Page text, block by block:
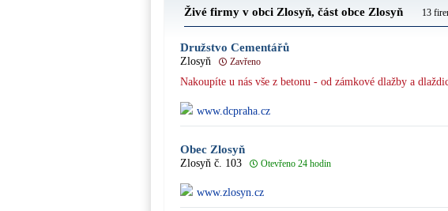
Živé firmy v obci Zlosyň, část obce Zlosyň 13
Družstvo Cementářů
Zlosyň Zavřeno
Nakoupíte u nás vše z betonu - od zámkové dlažby a
www.dcpraha.cz
Obec Zlosyň
Zlosyň č. 103 Otevřeno 24 hodin
www.zlosyn.cz